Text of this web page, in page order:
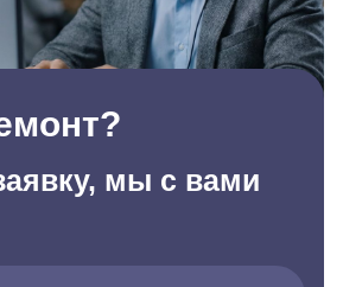
мы с вами